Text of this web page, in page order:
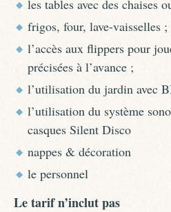
les tables avec des chaises
frigos, four, lave-vaisselles ;
l’accès aux flippers pour
précisées à l’avance ;
l’utilisation du jardin avec
l’utilisation du système
casques Silent Disco
nappes & décoration
le personnel
Le tarif n’inclut pas